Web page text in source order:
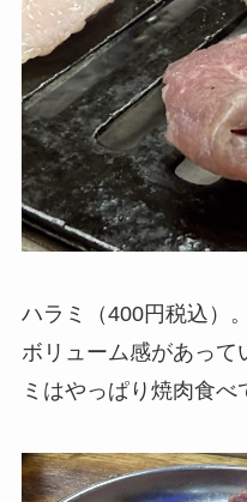
ハラミ（400円税込）。
ボリューム感があって
ミはやっぱり焼肉食べ